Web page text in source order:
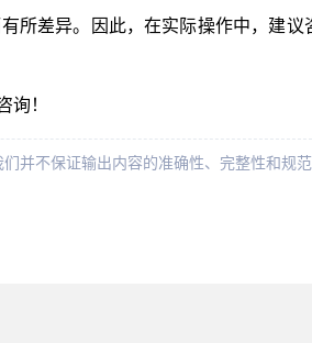
所差异。因此，在实际操作中，建议
询！
并不保证输出内容的准确性、完整性和规范